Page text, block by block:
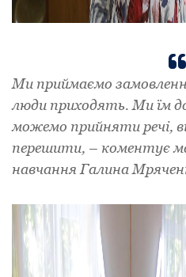
Ми приймаємо
люди приходять. Ми їм
можемо прийняти речі,
перешити, – коментує
навчання Галина